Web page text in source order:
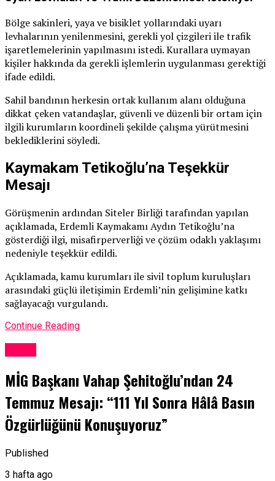
Bölge sakinleri, yaya ve bisiklet yollarındaki uyarı
levhalarının yenilenmesini, gerekli yol çizgileri ile trafik
işaretlemelerinin yapılmasını istedi. Kurallara uymayan
kişiler hakkında da gerekli işlemlerin uygulanması gerektiği
ifade edildi.
Sahil bandının herkesin ortak kullanım alanı olduğuna
dikkat çeken vatandaşlar, güvenli ve düzenli bir ortam için
ilgili kurumların koordineli şekilde çalışma yürütmesini
beklediklerini söyledi.
Kaymakam Tetikoğlu’na Teşekkür
Mesajı
Görüşmenin ardından Siteler Birliği tarafından yapılan
açıklamada, Erdemli Kaymakamı Aydın Tetikoğlu’na
gösterdiği ilgi, misafirperverliği ve çözüm odaklı yaklaşımı
nedeniyle teşekkür edildi.
Açıklamada, kamu kurumları ile sivil toplum kuruluşları
arasındaki güçlü iletişimin Erdemli’nin gelişimine katkı
sağlayacağı vurgulandı.
Continue Reading
MİG Başkanı Vahap Şehitoğlu’ndan 24
Temmuz Mesajı: “111 Yıl Sonra Hâlâ Basın
Özgürlüğünü Konuşuyoruz”
Published
3 hafta ago